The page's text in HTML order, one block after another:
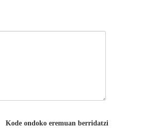
Kode ondoko eremuan berridatzi